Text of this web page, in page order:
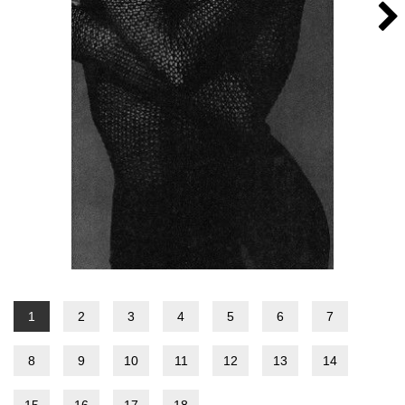
1 2 3 4 5 6 7
8 9 10 11 12 13 14